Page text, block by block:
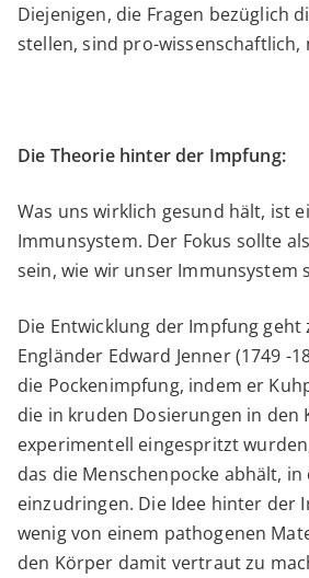
Diejenigen, die Fragen bezüglich
stellen, sind pro-
Die Theorie hinter der Impfung:
Was uns wirklich gesund hält, ist
Immunsystem. Der Fokus sollte
sein, wie wir unser Immunsystem
Die Entwicklung der Impfung geht
Engländer Edward Jenner (1749 -
die Pockenimpfung, indem er
die in kruden Dosierungen in den
experimentell eingespritzt
das die Menschenpocke abhält,
einzudringen. Die Idee hinter der
wenig von einem pathogenen
den Körper damit vertraut zu